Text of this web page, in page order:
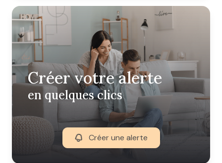
Créer votre alerte
en quelques clics
Créer une alerte